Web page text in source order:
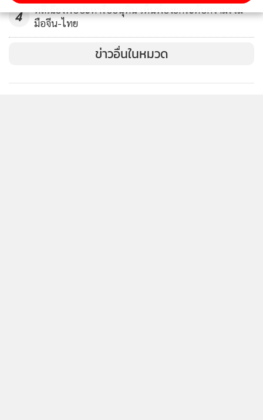
กระทรวงการต่างประเทศของสหรัฐฯกล่าวถึงการเยือนครั้งนี้ว่า
ไต้หวันเป็นพันธมิตรที่ "น่าเชื่อถือและมีศักยภาพ" ของสหรัฐฯ
และความสัมพันธ์ในระดับโลกของไทเป ซึ่งรวมถึงความสัมพันธ์
4
หลี่เฉียงพบปะหารืออนุทิน เห็นพ้องยกระดับความร่วม
มือจีน-ไทย
ข่าวอื่นในหมวด